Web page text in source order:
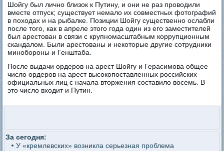
Шойгу был лично близок к Путину, и они не раз проводили
вместе отпуск; существует немало их совместных фотографий
в походах и на рыбалке. Позиции Шойгу существенно ослабли
после того, как в апреле этого года один из его заместителей
был арестован в связи с крупномасштабным коррупционным
скандалом. Были арестованы и некоторые другие сотрудники
минобороны и Генштаба.
После выдачи ордеров на арест Шойгу и Герасимова общее
число ордеров на арест высокопоставленных российских
официальных лиц с начала вторжения составило восемь. В
это число входит и Путин.
За сегодня:
У «кремлевских» возникла серьезная проблема